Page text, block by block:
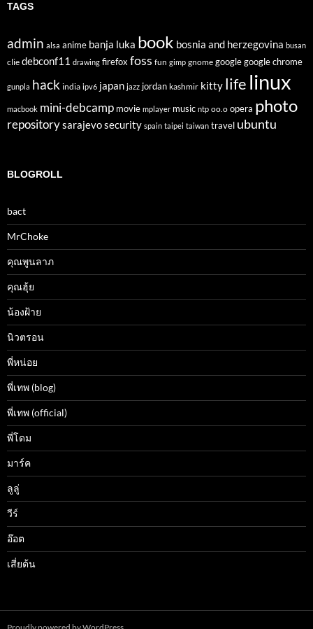
TAGS
admin alsa anime banja luka book bosnia and herzegovina busan
clie debconf11 drawing firefoxfoss fun gimp gnome google google chrome
gunpla hack india ipv6 japan jazz jordan kashmir kitty life linux
macbook mini-debcamp movie mplayer music ntp oo.o opera photo
repositorysarajevosecurity spain taipei taiwan travel ubuntu
BLOGROLL
bact
MrChoke
คุณพูนลาภ
คุณฮุ้ย
น้องฝ้าย
นิวตรอน
พี่หน่อย
พี่เทพ (blog)
พี่เทพ (official)
พี่โดม
มาร์ค
ลูลู่
วีร์
อ๊อต
เสี่ยต้น